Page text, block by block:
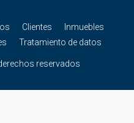
Clientes
Inmuebles
Tratamiento de datos
reservados